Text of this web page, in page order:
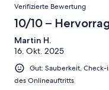
Verifizierte Bewertung
10/10 –
Martin H.
16. Okt. 2025
Gut: Sauberkeit,
des Onlineauftritts